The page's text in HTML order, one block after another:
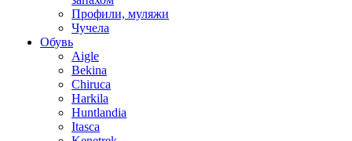
Профили, муляжи
Чучела
Обувь
Aigle
Bekina
Chiruсa
Harkila
Huntlandia
Itasca